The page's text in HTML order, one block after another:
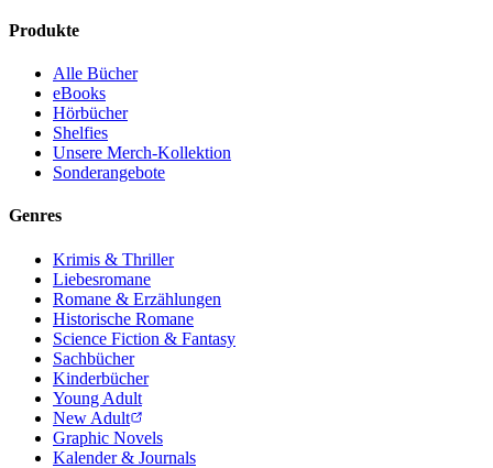
Produkte
Alle Bücher
eBooks
Hörbücher
Shelfies
Unsere Merch-Kollektion
Sonderangebote
Genres
Krimis & Thriller
Liebesromane
Romane & Erzählungen
Historische Romane
Science Fiction & Fantasy
Sachbücher
Kinderbücher
Young Adult
New Adult
Graphic Novels
Kalender & Journals